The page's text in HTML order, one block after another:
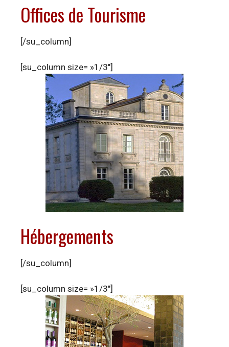
Offices de Tourisme
[/su_column]
[su_column size= »1/3″]
Hébergements
[/su_column]
[su_column size= »1/3″]